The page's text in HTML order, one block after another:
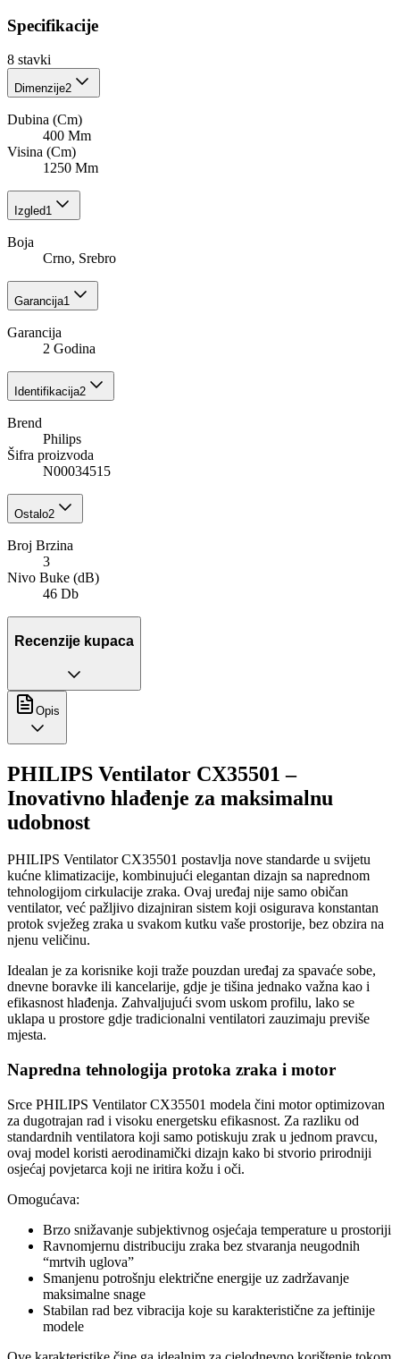
Specifikacije
8 stavki
Dimenzije2
Dubina (Cm)
400 Mm
Visina (Cm)
1250 Mm
Izgled1
Boja
Crno, Srebro
Garancija1
Garancija
2 Godina
Identifikacija2
Brend
Philips
Šifra proizvoda
N00034515
Ostalo2
Broj Brzina
3
Nivo Buke (dB)
46 Db
Recenzije kupaca
Opis
PHILIPS Ventilator CX35501 –
Inovativno hlađenje za maksimalnu
udobnost
PHILIPS Ventilator CX35501 postavlja nove standarde u svijetu
kućne klimatizacije, kombinujući elegantan dizajn sa naprednom
tehnologijom cirkulacije zraka. Ovaj uređaj nije samo običan
ventilator, već pažljivo dizajniran sistem koji osigurava konstantan
protok svježeg zraka u svakom kutku vaše prostorije, bez obzira na
njenu veličinu.
Idealan je za korisnike koji traže pouzdan uređaj za spavaće sobe,
dnevne boravke ili kancelarije, gdje je tišina jednako važna kao i
efikasnost hlađenja. Zahvaljujući svom uskom profilu, lako se
uklapa u prostore gdje tradicionalni ventilatori zauzimaju previše
mjesta.
Napredna tehnologija protoka zraka i motor
Srce PHILIPS Ventilator CX35501 modela čini motor optimizovan
za dugotrajan rad i visoku energetsku efikasnost. Za razliku od
standardnih ventilatora koji samo potiskuju zrak u jednom pravcu,
ovaj model koristi aerodinamički dizajn kako bi stvorio prirodniji
osjećaj povjetarca koji ne iritira kožu i oči.
Omogućava:
Brzo snižavanje subjektivnog osjećaja temperature u prostoriji
Ravnomjernu distribuciju zraka bez stvaranja neugodnih
“mrtvih uglova”
Smanjenu potrošnju električne energije uz zadržavanje
maksimalne snage
Stabilan rad bez vibracija koje su karakteristične za jeftinije
modele